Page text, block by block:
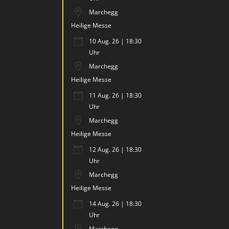
Marchegg
Heilige Messe
10 Aug. 26 | 18:30
Uhr
Marchegg
Heilige Messe
11 Aug. 26 | 18:30
Uhr
Marchegg
Heilige Messe
12 Aug. 26 | 18:30
Uhr
Marchegg
Heilige Messe
14 Aug. 26 | 18:30
Uhr